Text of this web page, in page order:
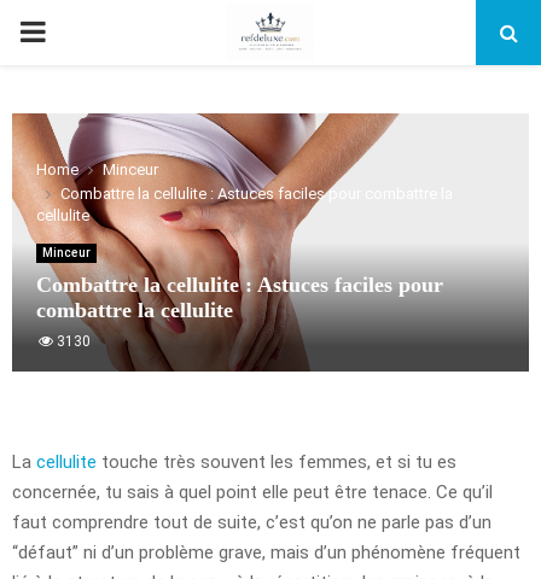
PRIMARY
Home
Minceur
Combattre la cellulite : Astuces faciles pour combattre la
cellulite
Minceur
Combattre la cellulite : Astuces faciles pour
combattre la cellulite
3130
La cellulite touche très souvent les femmes, et si tu es
concernée, tu sais à quel point elle peut être tenace. Ce qu’il
faut comprendre tout de suite, c’est qu’on ne parle pas d’un
“défaut” ni d’un problème grave, mais d’un phénomène fréquent